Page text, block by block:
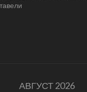
АВГУСТ 2026